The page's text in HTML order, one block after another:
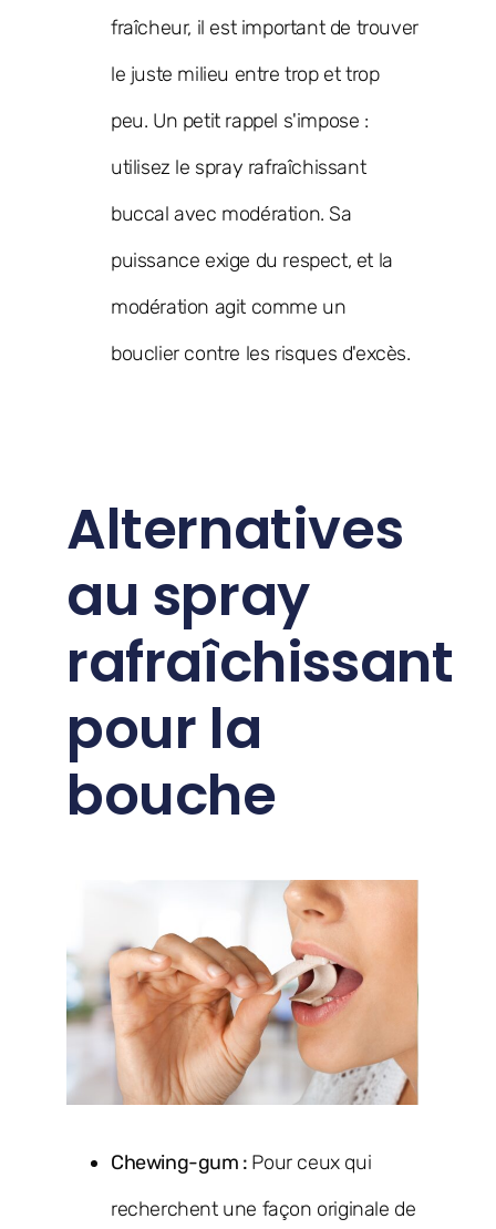
fraîcheur, il est important de trouver
le juste milieu entre trop et trop
peu. Un petit rappel s'impose :
utilisez le spray rafraîchissant
buccal avec modération. Sa
puissance exige du respect, et la
modération agit comme un
bouclier contre les risques d'excès.
Alternatives
au spray
rafraîchissant
pour la
bouche
Chewing-gum : Pour ceux qui
recherchent une façon originale de